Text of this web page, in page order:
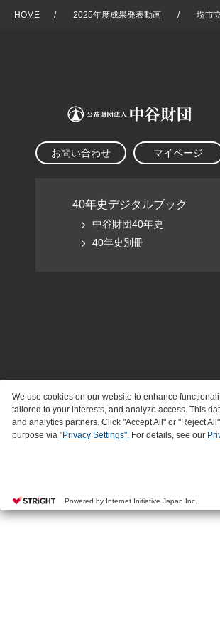
HOME / 2025年度成果発表動画 / 堺市
お問い合わせ マイページ
40年史デジタルブック
中谷財団40年史
40年史別冊
We use cookies on our website to enhance
tailored to your interests, and analyze access. This
and analytics partners. Click "Accept All" or "Reject
purpose via "Privacy Settings". For details, see our
Powered by Internet Initiative Japan Inc.